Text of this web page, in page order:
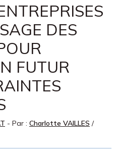
DES
FUTUR
- Par : Charlotte VAILLES /